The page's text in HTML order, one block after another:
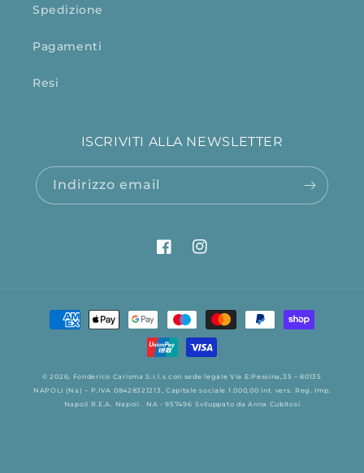
Spedizione
Pagamenti
Resi
ISCRIVITI ALLA NEWSLETTER
Indirizzo email
FacebookInstagram
Metodi
© 2026, Fonderico Carisma S.r.l.s con sede legale Via E:Pessina,35 – 80135
NAPOLI (Na) – P.IVA 08428321213, Capitale sociale 1.000,00 int. vers. Reg. Imp.
Napoli R.E.A. Napoli . NA - 957496 Sviluppato daAnna Cubitosi